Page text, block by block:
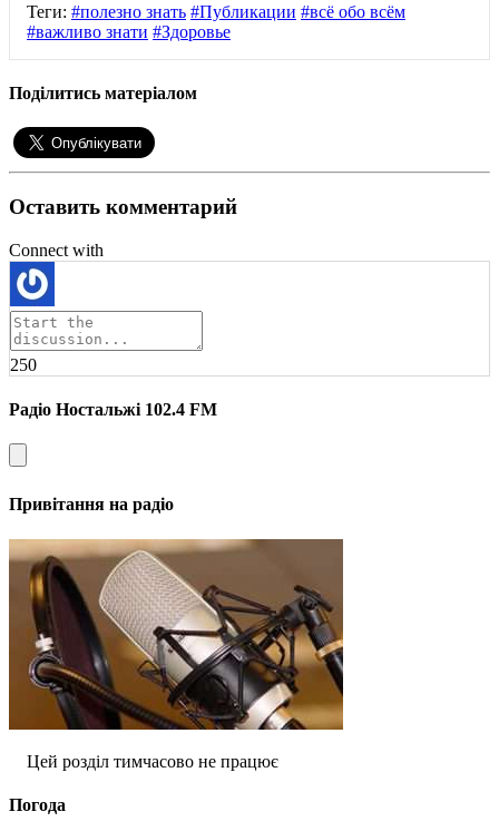
Теги: #полезно знать #Публикации #всё обо всём
#важливо знати #Здоровье
Поділитись матеріалом
Оставить комментарий
Connect with
250
Радіо Ностальжі 102.4 FM
Привітання на радіо
Цей розділ тимчасово не працює
Погода